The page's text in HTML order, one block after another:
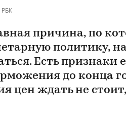
РБК
причина, по
политику,
Есть признаки
до конца
цен ждать не